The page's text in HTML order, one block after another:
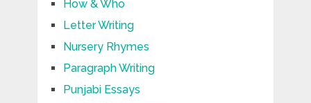
How & Who
Letter Writing
Nursery Rhymes
Paragraph Writing
Punjabi Essays